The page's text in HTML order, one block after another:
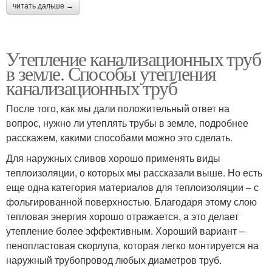
читать дальше →
Утепление канализационных труб
в земле. Способы утепления
канализационных труб
После того, как мы дали положительный ответ на
вопрос, нужно ли утеплять трубы в земле, подробнее
расскажем, какими способами можно это сделать.
Для наружных сливов хорошо применять виды
теплоизоляции, о которых мы рассказали выше. Но есть
еще одна категория материалов для теплоизоляции – с
фольгированной поверхностью. Благодаря этому слою
тепловая энергия хорошо отражается, а это делает
утепление более эффективным. Хороший вариант –
пенопластовая скорлупа, которая легко монтируется на
наружный трубопровод любых диаметров труб.